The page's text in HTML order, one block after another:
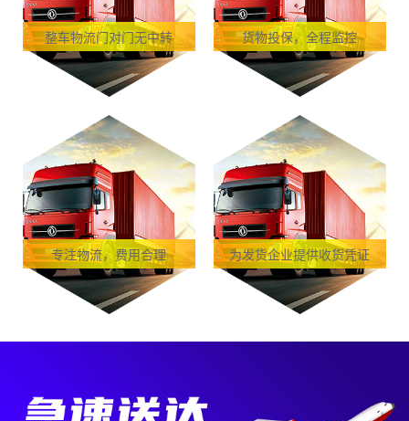
整车物流门对门无中转 货物投保，全程监控
专注物流，费用合理 为发货企业提供收货凭证